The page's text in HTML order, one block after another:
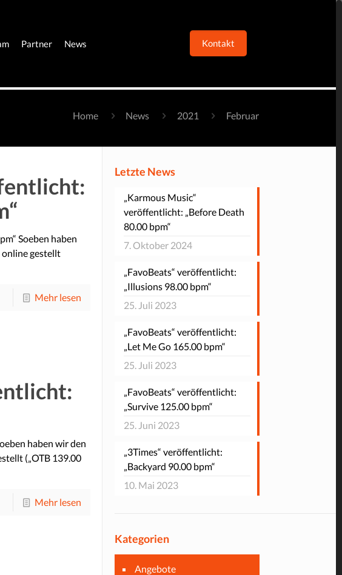
Partner News Kontakt
Home News 2021 Februar
Soeben haben
online gestellt
Mehr lesen
haben wir den
(„OTB 139.00
Mehr lesen
Letzte News
„Karmous Music“
veröffentlicht: „Before Death
80.00 bpm“
7. Oktober 2024
„FavoBeats“ veröffentlicht:
„Illusions 98.00 bpm“
25. Juli 2023
„FavoBeats“ veröffentlicht:
„Let Me Go 165.00 bpm“
25. Juli 2023
„FavoBeats“ veröffentlicht:
„Survive 125.00 bpm“
25. Juni 2023
„3Times“ veröffentlicht:
„Backyard 90.00 bpm“
10. Mai 2023
Kategorien
Angebote